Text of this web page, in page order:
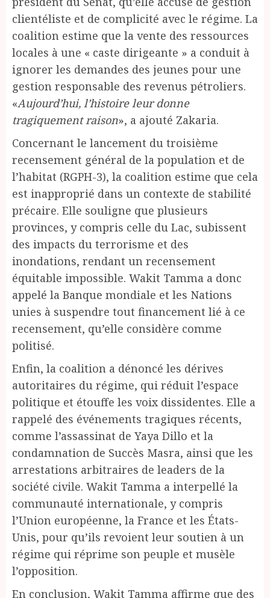
clientéliste et de complicité avec le régime. La
coalition estime que la vente des ressources
locales à une « caste dirigeante » a conduit à
ignorer les demandes des jeunes pour une
gestion responsable des revenus pétroliers.
«Aujourd’hui, l’histoire leur donne
tragiquement raison», a ajouté Zakaria.
Concernant le lancement du troisième
recensement général de la population et de
l’habitat (RGPH-3), la coalition estime que cela
est inapproprié dans un contexte de stabilité
précaire. Elle souligne que plusieurs
provinces, y compris celle du Lac, subissent
des impacts du terrorisme et des
inondations, rendant un recensement
équitable impossible. Wakit Tamma a donc
appelé la Banque mondiale et les Nations
unies à suspendre tout financement lié à ce
recensement, qu’elle considère comme
politisé.
Enfin, la coalition a dénoncé les dérives
autoritaires du régime, qui réduit l’espace
politique et étouffe les voix dissidentes. Elle a
rappelé des événements tragiques récents,
comme l’assassinat de Yaya Dillo et la
condamnation de Succès Masra, ainsi que les
arrestations arbitraires de leaders de la
société civile. Wakit Tamma a interpellé la
communauté internationale, y compris
l’Union européenne, la France et les États-
Unis, pour qu’ils revoient leur soutien à un
régime qui réprime son peuple et musèle
l’opposition.
En conclusion, Wakit Tamma affirme que des